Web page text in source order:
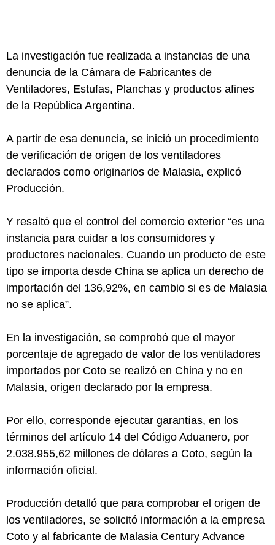
La investigación fue realizada a instancias de una
denuncia de la Cámara de Fabricantes de
Ventiladores, Estufas, Planchas y productos afines
de la República Argentina.
A partir de esa denuncia, se inició un procedimiento
de verificación de origen de los ventiladores
declarados como originarios de Malasia, explicó
Producción.
Y resaltó que el control del comercio exterior “es una
instancia para cuidar a los consumidores y
productores nacionales. Cuando un producto de este
tipo se importa desde China se aplica un derecho de
importación del 136,92%, en cambio si es de Malasia
no se aplica”.
En la investigación, se comprobó que el mayor
porcentaje de agregado de valor de los ventiladores
importados por Coto se realizó en China y no en
Malasia, origen declarado por la empresa.
Por ello, corresponde ejecutar garantías, en los
términos del artículo 14 del Código Aduanero, por
2.038.955,62 millones de dólares a Coto, según la
información oficial.
Producción detalló que para comprobar el origen de
los ventiladores, se solicitó información a la empresa
Coto y al fabricante de Malasia Century Advance